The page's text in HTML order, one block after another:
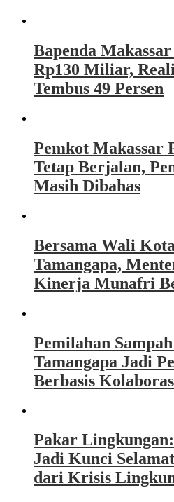
Bapenda
Rp130 Miliar,
Tembus 49 Persen
Pemkot Makassar
Tetap Berjalan,
Masih Dibahas
Bersama Wali
Tamangapa,
Kinerja Munafri
Pemilahan
Tamangapa Jadi
Berbasis
Pakar
Jadi Kunci
dari Krisis